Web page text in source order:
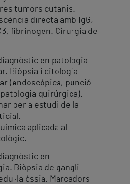
tumors cutanis.
directa amb IgG,
fibrinogen. Cirurgia de
en patologia
Biòpsia i citologia
(endoscòpica, punció
quirúrgica).
per a estudi de la
aplicada al
en
Biòpsia de gangli
òssia. Marcadors